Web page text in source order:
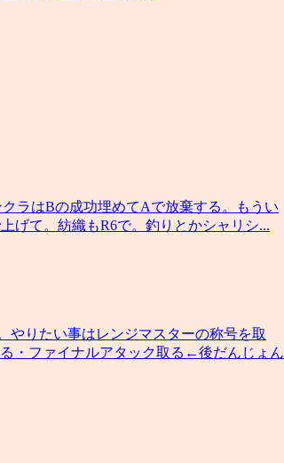
ラはBの成功埋めてAで放棄する。もうい
げて。紡織もR6で。釣りとかシャリシ...
やりたい事はレンジマスターの称号を取
・ファイナルアタック取る←後だんじょん